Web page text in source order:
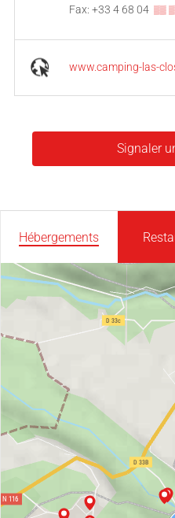
Fax: +33 4 68 04 ▒▒
www.camping-las-
Signaler
Hébergements